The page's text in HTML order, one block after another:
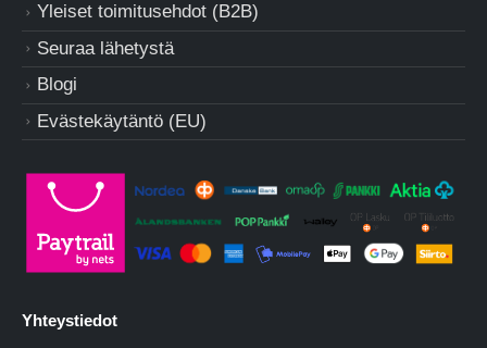
Yleiset toimitusehdot (B2B)
Seuraa lähetystä
Blogi
Evästekäytäntö (EU)
Yhteystiedot